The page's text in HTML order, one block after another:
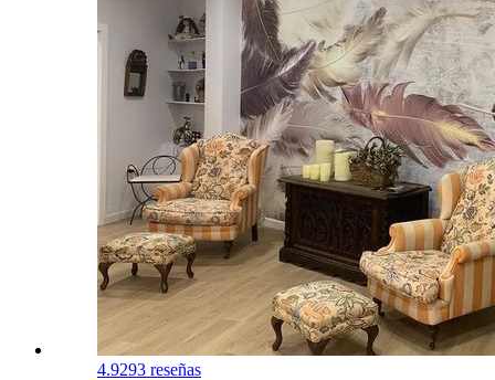
4.9293 reseñas